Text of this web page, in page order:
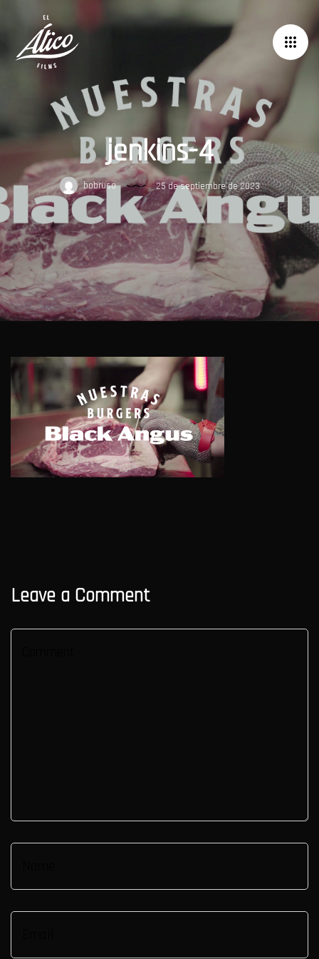
jenkins-4
bobruso 25 de septiembre de 2023
Leave a Comment